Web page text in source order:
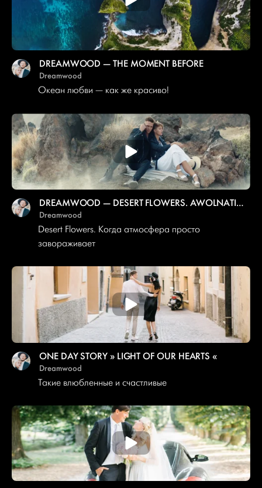
DREAMWOOD — THE MOMENT BEFORE
Dreamwood
Океан любви — как же красиво!
DREAMWOOD — DESERT FLOWERS. AWOLNATION — SAIL.
Dreamwood
Desert Flowers. Когда атмосфера просто
завораживает
ONE DAY STORY » LIGHT OF OUR HEARTS «
Dreamwood
Такие влюбленные и счастливые